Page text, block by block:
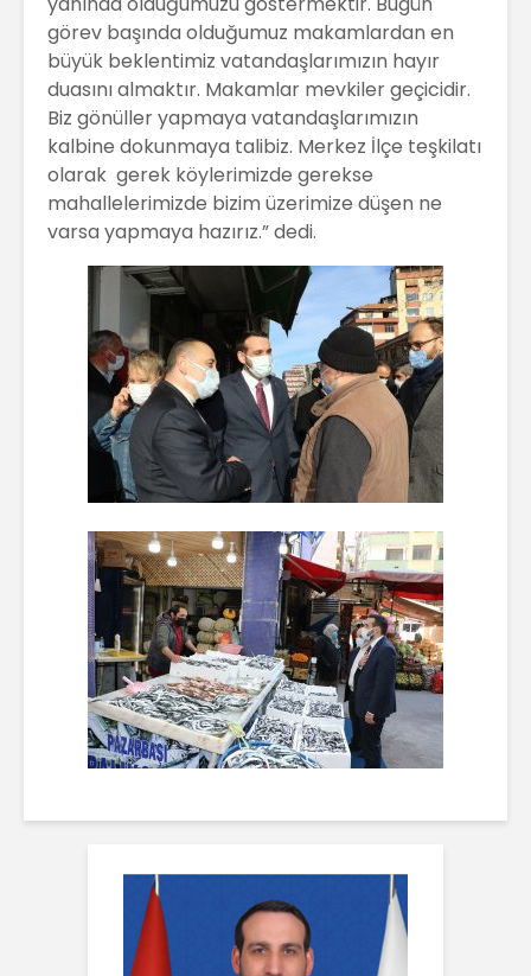
görev başında olduğumuz makamlardan en
büyük beklentimiz vatandaşlarımızın hayır
duasını almaktır. Makamlar mevkiler geçicidir.
Biz gönüller yapmaya vatandaşlarımızın
kalbine dokunmaya talibiz. Merkez İlçe teşkilatı
olarak gerek köylerimizde gerekse
mahallelerimizde bizim üzerimize düşen ne
varsa yapmaya hazırız.” dedi.